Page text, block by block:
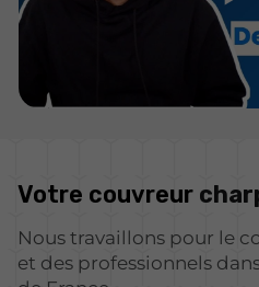
Votre couvreur
Nous travaillons pour le
et des professionnels